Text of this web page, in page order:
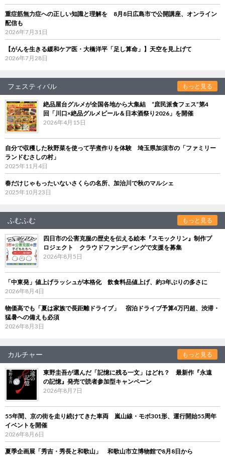
重症筋無力症への正しい知識と理解を 8月8日広島市で公開講座、オンライン
配信も
2026年7月31日
【がんを生きる緩和ケア医・大橋洋平「足し算命」】天空を見上げて
2026年7月28日
フェスティバル もっと見る
絶品屋台グルメが全国各地から大集結 “庶民派食フェス”第4
回「川口×絶品グルメビール＆日本酒祭り2026」を開催
2026年4月15日
自分で収穫した秋野菜を使って芋煮作りを体験 埼玉県加須市の「ファミリー
ランドむさしの村」
2025年11月4日
春だけじゃもったいないさくらの名所、加治川で秋のマルシェ
2025年10月23日
ふむふむ もっと見る
四日市の公害克服の歴史を伝える絵本『スモックリン』制作プ
ロジェクト クラウドファンディングで支援を募集
2026年8月5日
「中東発」値上げラッシュが本格化 飲食料品値上げ、約3年ぶりの多さに
2026年8月4日
物価高でも「夏は家族で長距離ドライブ」 宿泊ドライブ予算4万円超、渋滞・
猛暑への備えも必須
2026年8月3日
カルチャー もっと見る
東野圭吾が選んだ「記憶に残る一文」はどれ？ 最新作『永遠
の記憶』発売で読者参加型キャンペーン
2026年8月7日
55年間、京の街を走り続けてきた車両 嵐山線・モボ301形、運行開始55周年
イベントを開催
2026年8月6日
夏季企画展「秀吉・秀長と和歌山」 和歌山市立博物館で8月8日から